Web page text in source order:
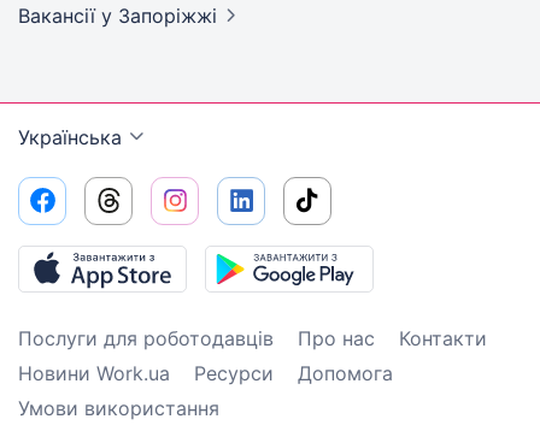
Вакансії у Запоріжжі
Українська
Послуги для роботодавців Про нас
Контакти
Новини Work.ua
Ресурси
Допомога
Умови використання